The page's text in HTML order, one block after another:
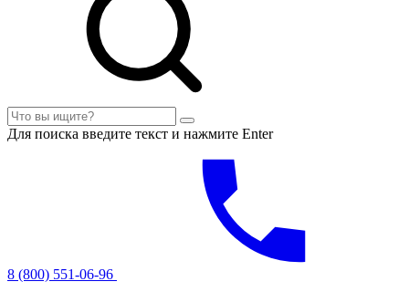
Для поиска введите текст и нажмите Enter
8 (800) 551-06-96